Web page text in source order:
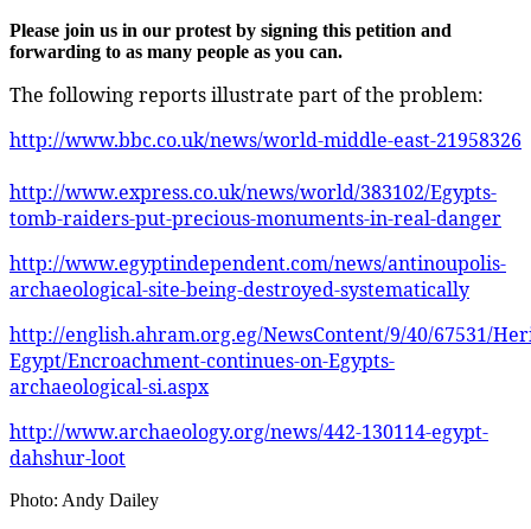
Please join us in our protest by signing this petition and
forwarding to as many people as you can.
The following reports illustrate part of the problem:
http://www.bbc.co.uk/news/world-middle-east-21958326
http://www.express.co.uk/news/world/383102/Egypts-
tomb-raiders-put-precious-monuments-in-real-danger
http://www.egyptindependent.com/news/antinoupolis-
archaeological-site-being-destroyed-systematically
http://english.ahram.org.eg/NewsContent/9/40/67531/
Egypt/Encroachment-continues-on-Egypts-
archaeological-si.aspx
http://www.archaeology.org/news/442-130114-egypt-
dahshur-loot
Photo: Andy Dailey